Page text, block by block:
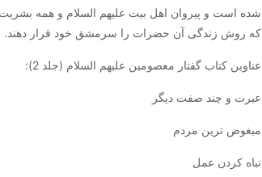
شده است و پیروان اهل بیت علیهم السلام و همه بشریت
که روش زندگی آن حضرات را سرمشق خود قرار دهند.
عناوین کتاب گفتار معصومین علیهم السلام (جلد 2):
عبرت و چند صفت دیگر
مبغوض ترین مردم
تباه کردن عمل